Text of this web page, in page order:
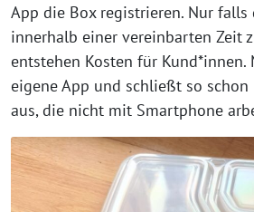
App die Box registrieren. Nur falls
innerhalb einer vereinbarten Zeit
entstehen Kosten für Kund*innen.
eigene App und schließt so schon
aus, die nicht mit Smartphone